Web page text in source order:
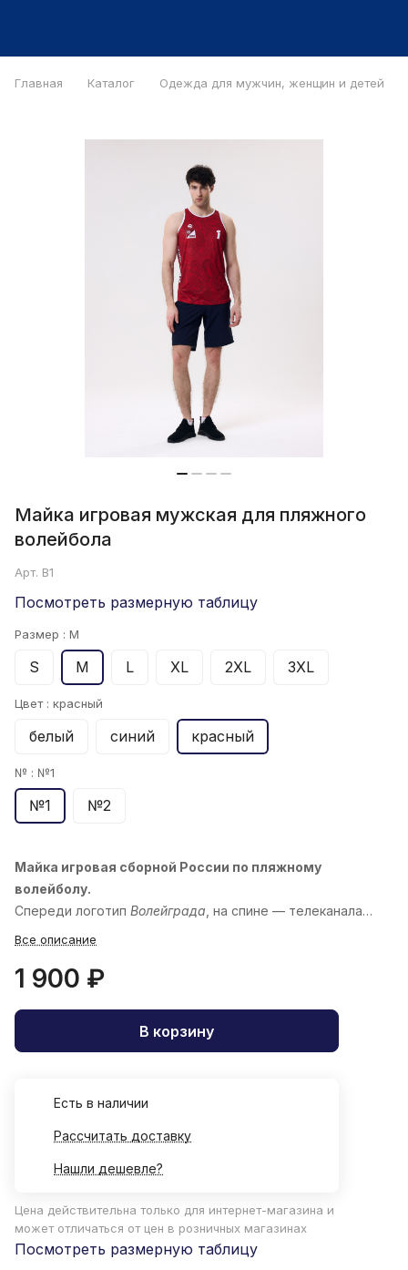
Главная Каталог Одежда для мужчин, женщин и детей
Майка игровая мужская для пляжного
волейбола
Арт. B1
Посмотреть размерную таблицу
Размер : M
S M L XL 2XL 3XL
Цвет : красный
белый синий красный
№ : №1
№1 №2
Майка игровая сборной России по пляжному
волейболу.
Спереди логотип Волейграда, на спине — телеканала
«
Все описание
1 900 ₽
В корзину
Есть в наличии
Рассчитать доставку
Нашли дешевле?
Цена действительна только для интернет-магазина и
может отличаться от цен в розничных магазинах
Посмотреть размерную таблицу